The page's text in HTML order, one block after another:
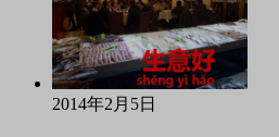
2014年2月5日